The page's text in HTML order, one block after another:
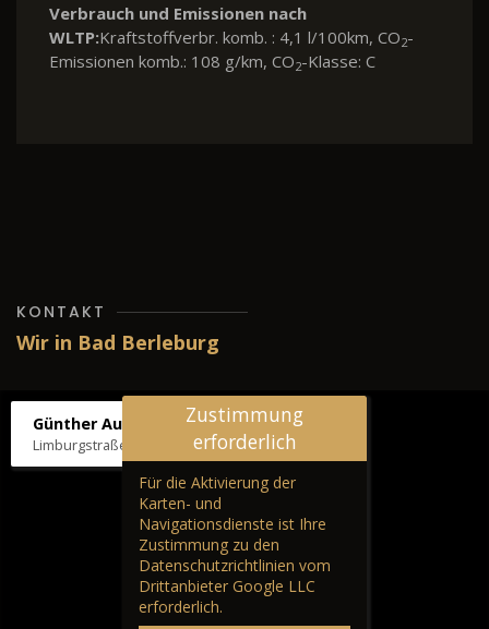
Verbrauch und Emissionen nach
WLTP:Kraftstoffverbr. komb. : 4,1 l/100km, CO2-
Emissionen komb.: 108 g/km, CO2-Klasse: C
KONTAKT
Wir in Bad Berleburg
Günther Autos & Service
Limburgstraße 39, 57319 Bad Berleburg
Zustimmung
erforderlich
Für die Aktivierung der
Karten- und
Navigationsdienste ist Ihre
Zustimmung zu den
Datenschutzrichtlinien vom
Drittanbieter Google LLC
erforderlich.